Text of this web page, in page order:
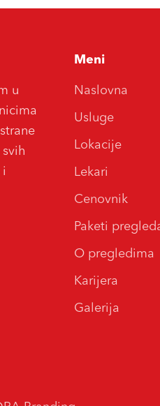
u
i
Meni
Naslovna
Usluge
Lokacije
Lekari
Cenovnik
Paketi
O pregledima
Karijera
Galerija